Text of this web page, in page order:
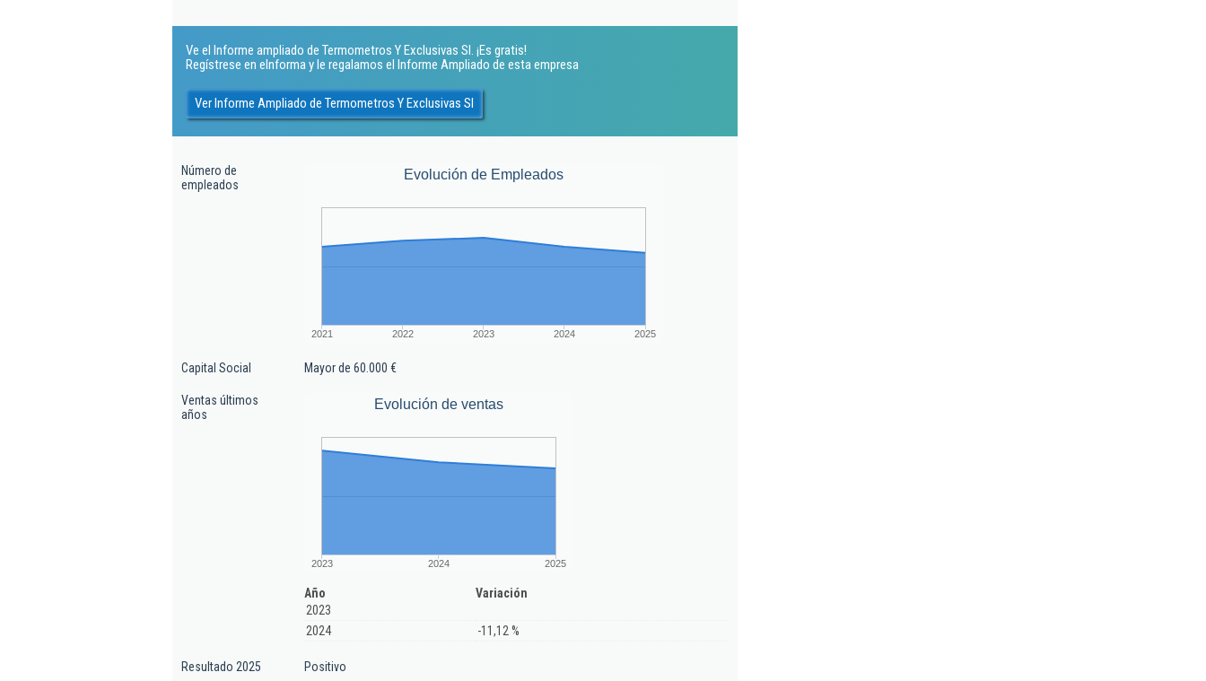
Ve el Informe ampliado de Termometros Y Exclusivas Sl. ¡Es gratis!
Regístrese en eInforma y le regalamos el Informe Ampliado de esta empresa
Ver Informe Ampliado de Termometros Y Exclusivas Sl
Número de
empleados
Evolución de Empleados
2021 2022 2023 2024 2025
Capital Social Mayor de 60.000 €
Ventas últimos
años
Evolución de ventas
2023 2024 2025
Año
Variación
2023
2024
-11,12 %
Resultado 2025 Positivo